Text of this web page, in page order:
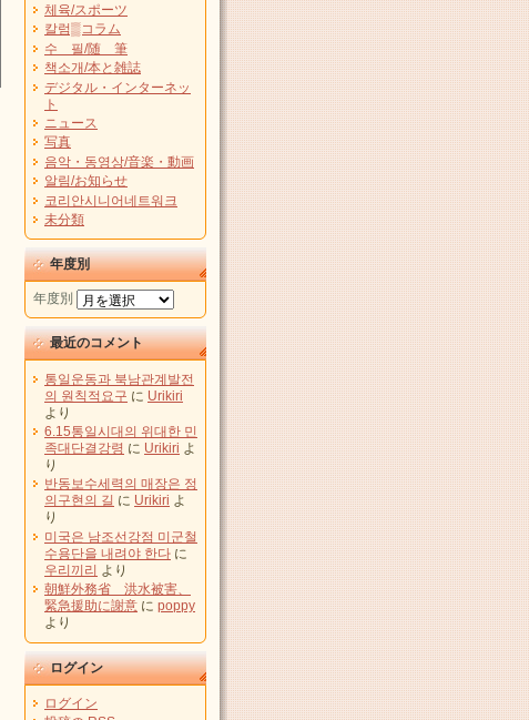
체육/スポーツ
칼럼▒コラム
수 필/随 筆
책소개/本と雑誌
デジタル・インターネッ
ト
ニュース
写真
음악・동영상/音楽・動画
알림/お知らせ
코리안시니어네트워크
未分類
年度別
年度別
最近のコメント
통일운동과 북남관계발전
의 원칙적요구 に Urikiri
より
6.15통일시대의 위대한 민
족대단결강령 に Urikiri よ
り
반동보수세력의 매장은 정
의구현의 길 に Urikiri よ
り
미국은 남조선강점 미군철
수용단을 내려야 한다 に
우리끼리 より
朝鮮外務省 洪水被害、
緊急援助に謝意 に poppy
より
ログイン
ログイン